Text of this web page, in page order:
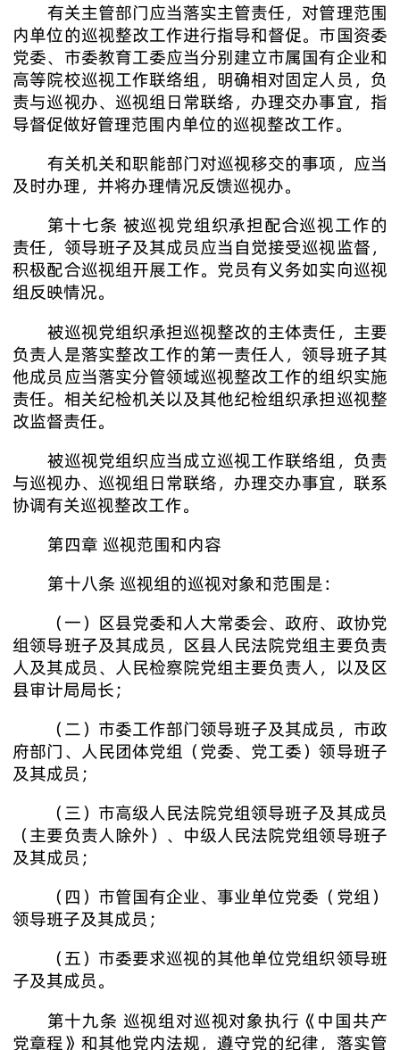
有关主管部门应当落实主管责任，对管理范围
内单位的巡视整改工作进行指导和督促。市国资委
党委、市委教育工委应当分别建立市属国有企业和
高等院校巡视工作联络组，明确相对固定人员，负
责与巡视办、巡视组日常联络，办理交办事宜，指
导督促做好管理范围内单位的巡视整改工作。
有关机关和职能部门对巡视移交的事项，应当
及时办理，并将办理情况反馈巡视办。
第十七条 被巡视党组织承担配合巡视工作的
责任，领导班子及其成员应当自觉接受巡视监督，
积极配合巡视组开展工作。党员有义务如实向巡视
组反映情况。
被巡视党组织承担巡视整改的主体责任，主要
负责人是落实整改工作的第一责任人，领导班子其
他成员应当落实分管领域巡视整改工作的组织实施
责任。相关纪检机关以及其他纪检组织承担巡视整
改监督责任。
被巡视党组织应当成立巡视工作联络组，负责
与巡视办、巡视组日常联络，办理交办事宜，联系
协调有关巡视整改工作。
第四章 巡视范围和内容
第十八条 巡视组的巡视对象和范围是：
（一）区县党委和人大常委会、政府、政协党
组领导班子及其成员，区县人民法院党组主要负责
人及其成员、人民检察院党组主要负责人，以及区
县审计局局长；
（二）市委工作部门领导班子及其成员，市政
府部门、人民团体党组（党委、党工委）领导班子
及其成员；
（三）市高级人民法院党组领导班子及其成员
（主要负责人除外）、中级人民法院党组领导班子
及其成员；
（四）市管国有企业、事业单位党委（党组）
领导班子及其成员；
（五）市委要求巡视的其他单位党组织领导班
子及其成员。
第十九条 巡视组对巡视对象执行《中国共产
党章程》和其他党内法规，遵守党的纪律，落实管